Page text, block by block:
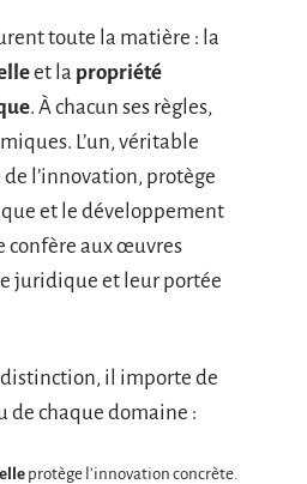
toute la matière : la
et la propriété
. À chacun ses règles,
L’un, véritable
l’innovation, protège
et le développement
confère aux œuvres
juridique et leur portée
il importe de
de chaque domaine :
protège l’innovation concrète.